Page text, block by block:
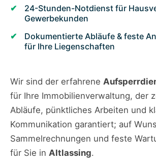
24-Stunden-Notdienst für
Gewerbekunden
Dokumentierte Abläufe & feste
für Ihre Liegenschaften
Wir sind der erfahrene
für Ihre Immobilienverwaltung, der
Abläufe, pünktliches Arbeiten und
Kommunikation garantiert; auf
Sammelrechnungen und feste
für Sie in Altlassing.